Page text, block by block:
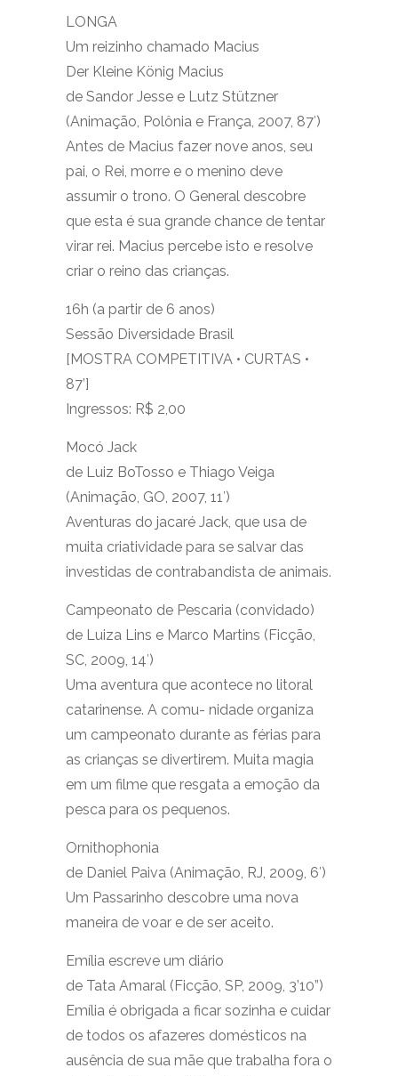
LONGA
Um reizinho chamado Macius
Der Kleine König Macius
de Sandor Jesse e Lutz Stützner
(Animação, Polônia e França, 2007, 87′)
Antes de Macius fazer nove anos, seu
pai, o Rei, morre e o menino deve
assumir o trono. O General descobre
que esta é sua grande chance de tentar
virar rei. Macius percebe isto e resolve
criar o reino das crianças.
16h (a partir de 6 anos)
Sessão Diversidade Brasil
[MOSTRA COMPETITIVA • CURTAS •
87’]
Ingressos: R$ 2,00
Mocó Jack
de Luiz BoTosso e Thiago Veiga
(Animação, GO, 2007, 11′)
Aventuras do jacaré Jack, que usa de
muita criatividade para se salvar das
investidas de contrabandista de animais.
Campeonato de Pescaria (convidado)
de Luiza Lins e Marco Martins (Ficção,
SC, 2009, 14′)
Uma aventura que acontece no litoral
catarinense. A comu- nidade organiza
um campeonato durante as férias para
as crianças se divertirem. Muita magia
em um filme que resgata a emoção da
pesca para os pequenos.
Ornithophonia
de Daniel Paiva (Animação, RJ, 2009, 6′)
Um Passarinho descobre uma nova
maneira de voar e de ser aceito.
Emília escreve um diário
de Tata Amaral (Ficção, SP, 2009, 3’10”)
Emília é obrigada a ficar sozinha e cuidar
de todos os afazeres domésticos na
ausência de sua mãe que trabalha fora o